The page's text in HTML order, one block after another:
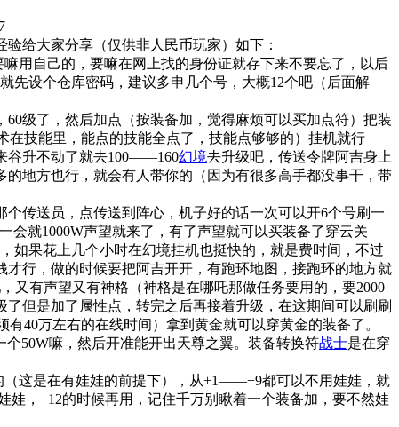
给大家分享（仅供非人民币玩家）如下：
用自己的，要嘛在网上找的身份证就存下来不要忘了，以后
先设个仓库密码，建议多申几个号，大概12个吧（后面解
级了，然后加点（按装备加，觉得麻烦可以买加点符）把装
技能里，能点的技能全点了，技能点够够的）挂机就行
谷升不动了就去100——160幻境去升级吧，传送令牌阿吉身上
地方也行，就会有人带你的（因为有很多高手都没事干，带
传送员，点传送到阵心，机子好的话一次可以开6个号刷一
会就1000W声望就来了，有了声望就可以买装备了穿云关
如果花上几个小时在幻境挂机也挺快的，就是费时间，不过
行，做的时候要把阿吉开开，有跑环地图，接跑环的地方就
又有声望又有神格（神格是在哪吒那做任务要用的，要2000
但是加了属性点，转完之后再接着升级，在这期间可以刷刷
40万左右的在线时间）拿到黄金就可以穿黄金的装备了。
50W嘛，然后开准能开出天尊之翼。装备转换符战士是在穿
这是在有娃娃的前提下），从+1——+9都可以不用娃娃，就
，+12的时候再用，记住千万别瞅着一个装备加，要不然娃